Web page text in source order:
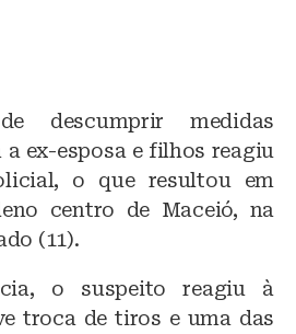
at
s
A
p
p
descumprir medidas
ex-esposa e filhos reagiu
o que resultou em
centro de Maceió, na
(11).
o suspeito reagiu à
troca de tiros e uma das